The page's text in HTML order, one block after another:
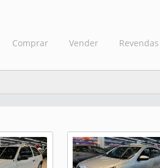
Comprar Vender Revendas